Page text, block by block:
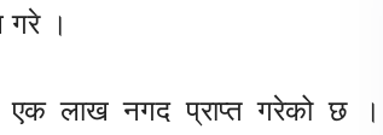
गरे ।
एक लाख नगद प्राप्त गरेको छ
।